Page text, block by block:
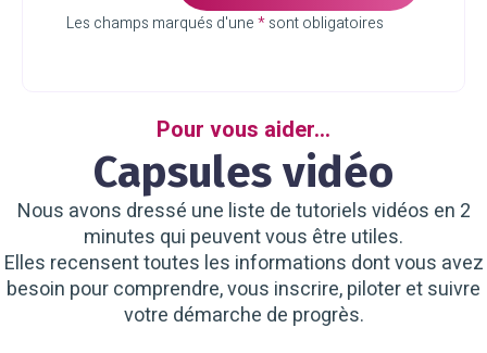
Les champs marqués d'une*sont obligatoires
Pour vous aider...
Capsules vidéo
Nous avons dressé une liste de tutoriels vidéos en 2
minutes qui peuvent vous être utiles.
Elles recensent toutes les informations dont vous avez
besoin pour comprendre, vous inscrire, piloter et suivre
votre démarche de progrès.